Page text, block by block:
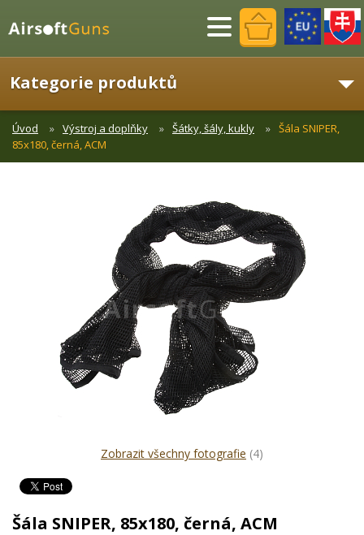
Menu
Kategorie produktů
Úvod Výstroj a doplňky Šátky, šály, kukly
Šála SNIPER,
85x180, černá, ACM
Zobrazit všechny fotografie (4)
Šála SNIPER, 85x180, černá, ACM